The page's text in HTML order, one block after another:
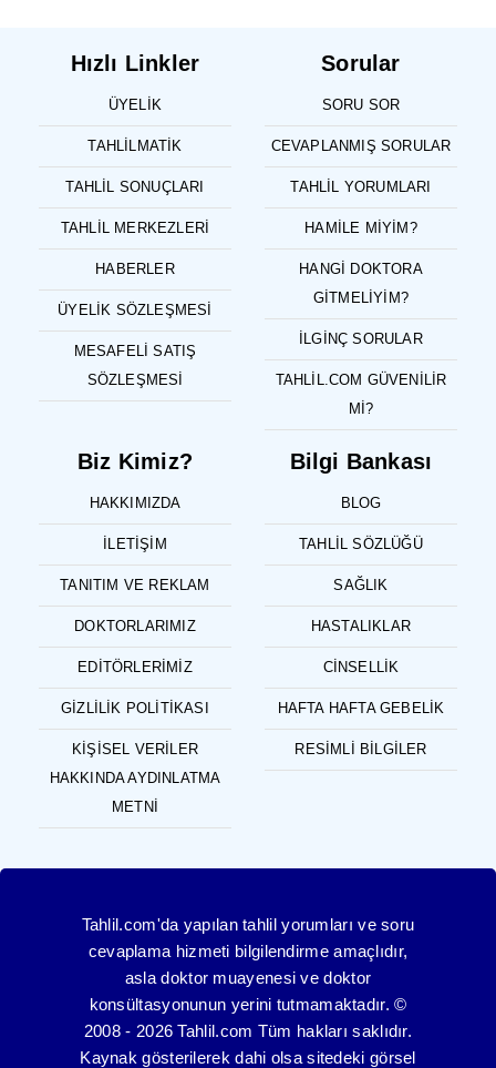
Hızlı Linkler
ÜYELIK
TAHLILMATIK
TAHLIL SONUÇLARI
TAHLIL MERKEZLERI
HABERLER
ÜYELIK SÖZLEŞMESI
MESAFELI SATIŞ
SÖZLEŞMESI
Sorular
SORU SOR
CEVAPLANMIŞ SORULAR
TAHLIL YORUMLARI
HAMILE MIYIM?
HANGI DOKTORA
GITMELIYIM?
İLGINÇ SORULAR
TAHLIL.COM GÜVENILIR
MI?
Biz Kimiz?
HAKKIMIZDA
İLETIŞIM
TANITIM VE REKLAM
DOKTORLARIMIZ
EDITÖRLERIMIZ
GIZLILIK POLITIKASI
KIŞISEL VERILER
HAKKINDA AYDINLATMA
METNI
Bilgi Bankası
BLOG
TAHLIL SÖZLÜĞÜ
SAĞLIK
HASTALIKLAR
CINSELLIK
HAFTA HAFTA GEBELIK
RESIMLI BILGILER
Tahlil.com'da yapılan tahlil yorumları ve soru
cevaplama hizmeti bilgilendirme amaçlıdır,
asla doktor muayenesi ve doktor
konsültasyonunun yerini tutmamaktadır. ©
2008 - 2026 Tahlil.com Tüm hakları saklıdır.
Kaynak gösterilerek dahi olsa sitedeki görsel